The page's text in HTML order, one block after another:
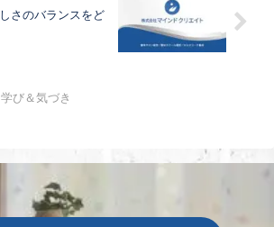
さのバランスをど
び＆気づき